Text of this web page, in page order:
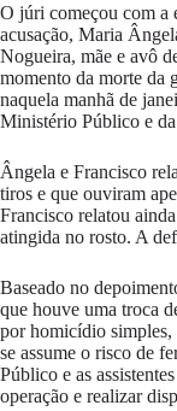
O júri começou com a
acusação, Maria
Nogueira, mãe e avô
momento da morte da
naquela manhã de
Ministério Público e
Ângela e Francisco
tiros e que ouviram
Francisco relatou
atingida no rosto. A
Baseado no
que houve uma troca
por homicídio simples,
se assume o risco de
Público e as
operação e realizar